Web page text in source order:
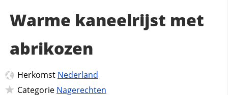
Warme kaneelrijst met
abrikozen
Herkomst Nederland
Categorie Nagerechten